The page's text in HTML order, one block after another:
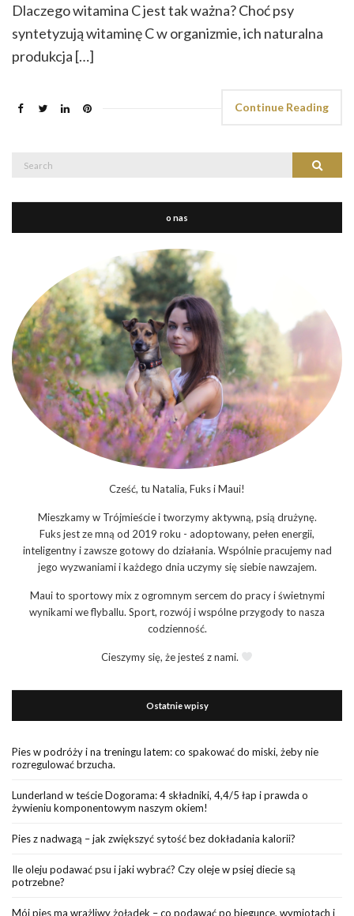
Dlaczego witamina C jest tak ważna? Choć psy
syntetyzują witaminę C w organizmie, ich naturalna
produkcja […]
Continue Reading
Search
Search
o nas
Cześć, tu Natalia, Fuks i Maui!
Mieszkamy w Trójmieście i tworzymy aktywną, psią drużynę.
Fuks jest ze mną od 2019 roku - adoptowany, pełen energii,
inteligentny i zawsze gotowy do działania. Wspólnie pracujemy nad
jego wyzwaniami i każdego dnia uczymy się siebie nawzajem.
Maui to sportowy mix z ogromnym sercem do pracy i świetnymi
wynikami we flyballu. Sport, rozwój i wspólne przygody to nasza
codzienność.
Cieszymy się, że jesteś z nami.
Ostatnie wpisy
Pies w podróży i na treningu latem: co spakować do miski, żeby nie
rozregulować brzucha.
Lunderland w teście Dogorama: 4 składniki, 4,4/5 łap i prawda o
żywieniu komponentowym naszym okiem!
Pies z nadwagą – jak zwiększyć sytość bez dokładania kalorii?
Ile oleju podawać psu i jaki wybrać? Czy oleje w psiej diecie są
potrzebne?
Mój pies ma wrażliwy żołądek – co podawać po biegunce, wymiotach i